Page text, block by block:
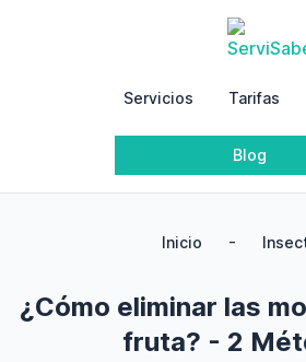
Servicios Tarifas
Blog
Inicio -
¿Cómo eliminar las
fruta? - 2